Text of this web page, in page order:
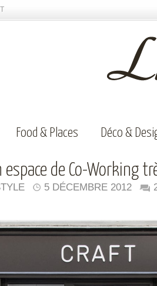
Food & Places Déco &
espace de Co-Working
5 DÉCEMBRE 2012